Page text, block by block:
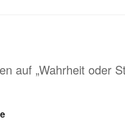
auf „Wahrheit oder